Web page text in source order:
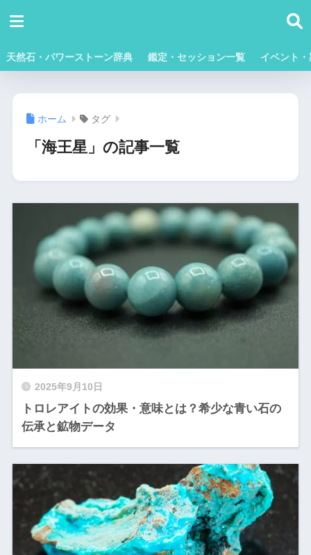
天然石・パワーストーン辞典 鑑定・セッション一覧 イベント
ホーム タグ
「海王星」の記事一覧
2025年9月10日
トロレアイトの効果・意味とは？希少な青い石の
伝承と鉱物データ